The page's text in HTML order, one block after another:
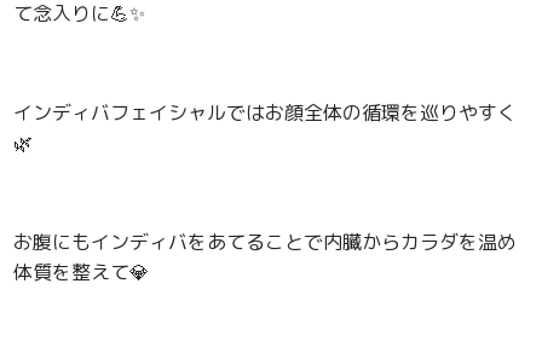
て念入りに💪✨
インディバフェイシャルではお顔全体の循環を巡りやすく
🌿
お腹にもインディバをあてることで内臓からカラダを温め
体質を整えて💎